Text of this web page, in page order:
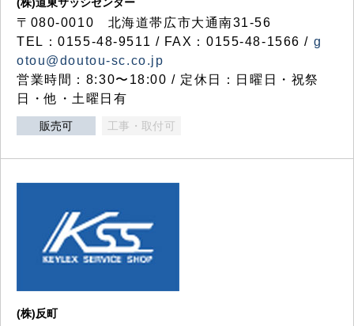
〒080-0010 北海道帯広市大通南31-56
TEL：0155-48-9511 / FAX：0155-48-1566 / g
otou@doutou-sc.co.jp
営業時間：8:30〜18:00 / 定休日：日曜日・祝祭
日・他・土曜日有
販売可 工事・取付可
(株)反町